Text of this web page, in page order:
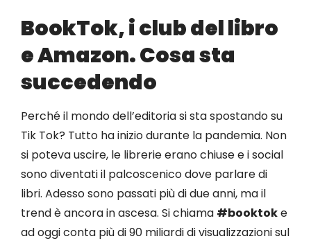
Profilo
BookTok, i club del libro
e Amazon. Cosa sta
succedendo
Perché il mondo dell’editoria si sta spostando su
Tik Tok? Tutto ha inizio durante la pandemia. Non
si poteva uscire, le librerie erano chiuse e i social
sono diventati il palcoscenico dove parlare di
libri. Adesso sono passati più di due anni, ma il
trend è ancora in ascesa. Si chiama #booktoke
ad oggi conta più di 90 miliardi di visualizzazioni sul